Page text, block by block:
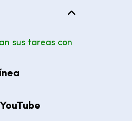
sus tareas con